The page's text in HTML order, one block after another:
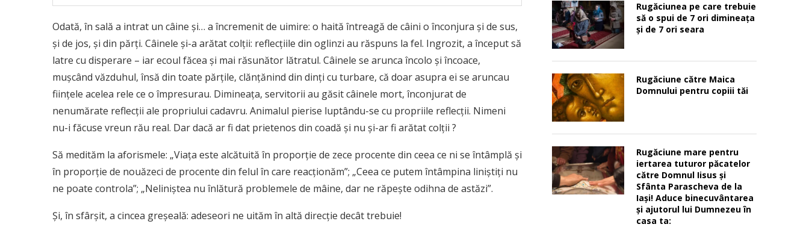
Odată, în sală a intrat un câine şi… a încremenit de uimire: o haită întreagă de câini o înconjura şi de sus,
şi de jos, şi din părţi. Câinele şi-a arătat colţii: reflecţiile din oglinzi au răspuns la fel. Ingrozit, a început să
latre cu disperare – iar ecoul făcea şi mai răsunător lătratul. Câinele se arunca încolo şi încoace,
muşcând văzduhul, însă din toate părţile, clănţănind din dinţi cu turbare, că doar asupra ei se aruncau
fiinţele acelea rele ce o împresurau. Dimineaţa, servitorii au găsit câinele mort, înconjurat de
nenumărate reflecţii ale propriului cadavru. Animalul pierise luptându-se cu propriile reflecţii. Nimeni
nu-i făcuse vreun rău real. Dar dacă ar fi dat prietenos din coadă şi nu şi-ar fi arătat colţii ?
Să medităm la aforismele: „Viaţa este alcătuită în proporţie de zece procente din ceea ce ni se întâmplă şi
în proporţie de nouăzeci de procente din felul în care reacţionăm”; „Ceea ce putem întâmpina liniştiţi nu
ne poate controla”; „Neliniştea nu înlătură problemele de mâine, dar ne răpeşte odihna de astăzi”.
Şi, în sfârşit, a cincea greşeală: adeseori ne uităm în altă direcţie decât trebuie!
Rugăciunea pe care trebuie
să o spui de 7 ori dimineața
și de 7 ori seara
Rugăciune către Maica
Domnului pentru copiii tăi
Rugăciune mare pentru
iertarea tuturor păcatelor
către Domnul Iisus şi
Sfânta Parascheva de la
Iaşi! Aduce binecuvântarea
şi ajutorul lui Dumnezeu în
casa ta: